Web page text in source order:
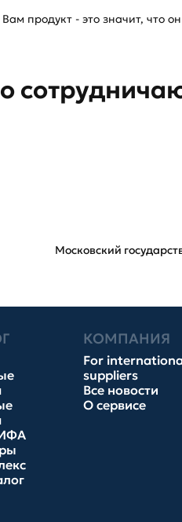
продукт - это значит, что
Московский
КОМПАНИЯ
For
suppliers
Все новости
О сервисе